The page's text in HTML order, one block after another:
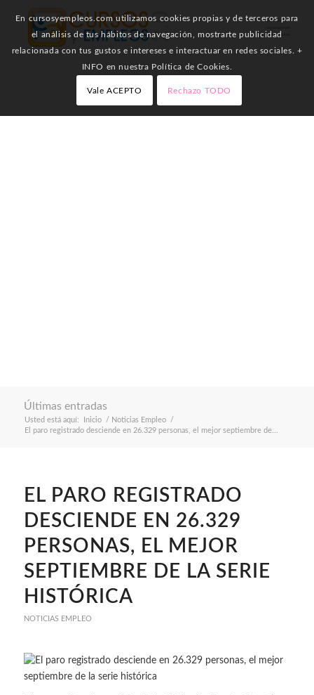
Últimas entradas
Usted está aquí: Inicio / Noticias Empleo
/
El paro registrado desciende en 26.329 personas, el mejor septiembre de...
EL PARO REGISTRADO
DESCIENDE EN 26.329
PERSONAS, EL MEJOR
SEPTIEMBRE DE LA SERIE
HISTÓRICA
NOTICIAS EMPLEO
En cursosyempleos.com utilizamos cookies propias y de terceros para
el análisis de tus hábitos de navegación, mostrarte publicidad
relacionada con tus gustos e intereses e interactuar en redes sociales. +
INFO en nuestra Política de Cookies.
Vale ACEPTO Rechazo TODO